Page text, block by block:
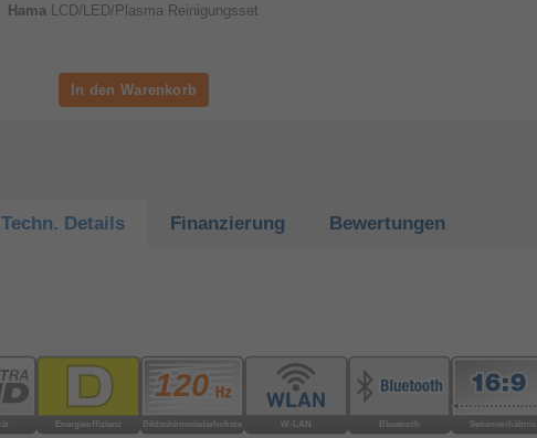
Hama LCD/LED/Plasma Reinigungsset
Techn. Details Finanzierung Bewertungen